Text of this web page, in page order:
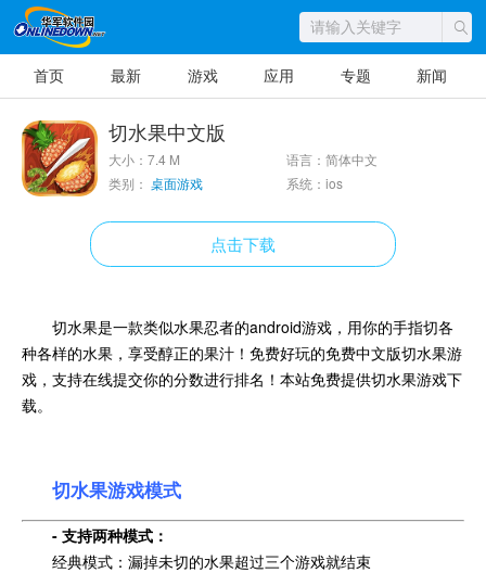
首页 最新 游戏 应用 专题 新闻
切水果中文版
大小：7.4 M
语言：简体中文
类别： 桌面游戏 系统：ios
点击下载
切水果是一款类似水果忍者的android游戏，用你的手指切各
种各样的水果，享受醇正的果汁！免费好玩的免费中文版切水果游
戏，支持在线提交你的分数进行排名！本站免费提供切水果游戏下
载。
切水果游戏模式
- 支持两种模式：
经典模式：漏掉未切的水果超过三个游戏就结束